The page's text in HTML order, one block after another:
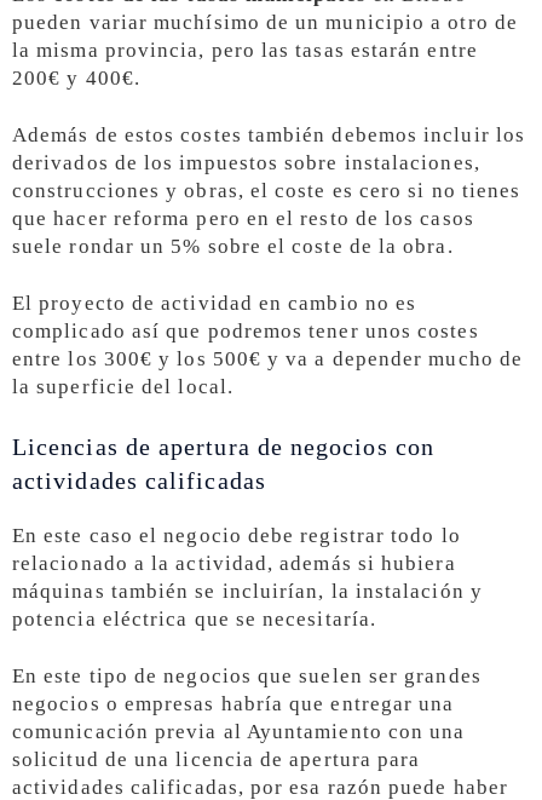
pueden variar muchísimo de un municipio a otro de
la misma provincia, pero las tasas estarán entre
200€ y 400€.
Además de estos costes también debemos incluir los
derivados de los impuestos sobre instalaciones,
construcciones y obras, el coste es cero si no tienes
que hacer reforma pero en el resto de los casos
suele rondar un 5% sobre el coste de la obra.
El proyecto de actividad en cambio no es
complicado así que podremos tener unos costes
entre los 300€ y los 500€ y va a depender mucho de
la superficie del local.
Licencias de apertura de negocios con
actividades calificadas
En este caso el negocio debe registrar todo lo
relacionado a la actividad, además si hubiera
máquinas también se incluirían, la instalación y
potencia eléctrica que se necesitaría.
En este tipo de negocios que suelen ser grandes
negocios o empresas habría que entregar una
comunicación previa al Ayuntamiento con una
solicitud de una licencia de apertura para
actividades calificadas, por esa razón puede haber